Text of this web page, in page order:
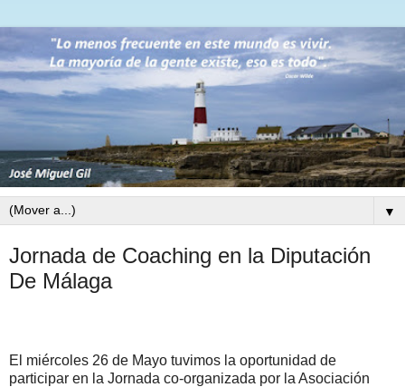
▼
Jornada de Coaching en la Diputación
De Málaga
El miércoles 26 de Mayo tuvimos la oportunidad de
participar en la Jornada co-organizada por la Asociación